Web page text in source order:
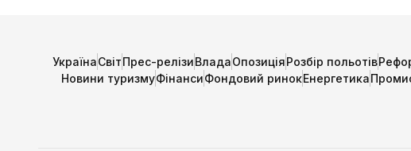
УкраїнаСвітПрес-релізиВладаОпозиціяРозбір польотів
Новини туризмуФінансиФондовий ринокЕнергетика